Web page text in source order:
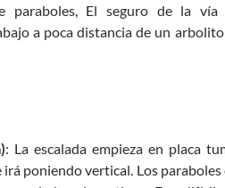
paraboles, El seguro de la vía
a poca distancia de un
: La escalada empieza en placa
poniendo vertical. Los paraboles